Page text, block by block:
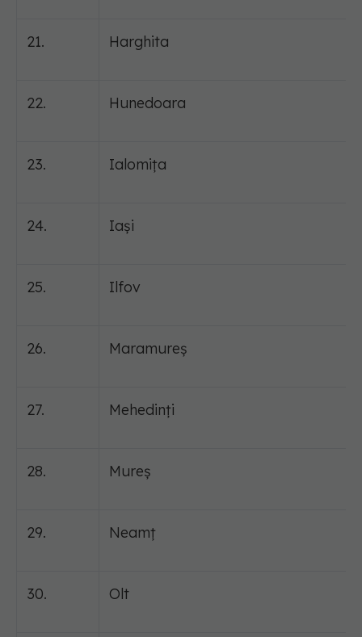
21. Harghita
22. Hunedoara
23. Ialomița
24. Iași
25. Ilfov
26. Maramureș
27. Mehedinți
28. Mureș
29. Neamț
30. Olt